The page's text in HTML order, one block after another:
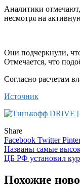
Аналитики
несмотря на
Они подчеркнули,
Отмечается, что
Согласно расчетам
Источник
Share
Facebook Twitter
Навигация
по
записям
Названы самые
ЦБ РФ установил
Похожие